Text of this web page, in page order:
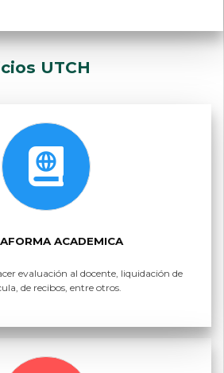
UTCH
ACADEMICA
evaluación al docente, liquidación de
de recibos, entre otros.